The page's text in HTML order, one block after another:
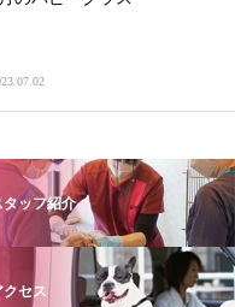
タッフ紹介
クセス